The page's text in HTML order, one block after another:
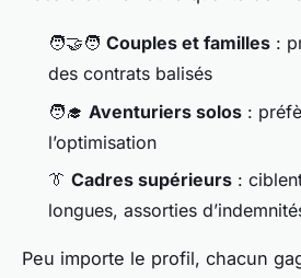
🧑‍🤝‍🧑 Couples et familles :
des contrats balisés
🧑‍🎓 Aventuriers solos :
l’optimisation
👔 Cadres supérieurs :
longues, assorties
Peu importe le profil, chacun